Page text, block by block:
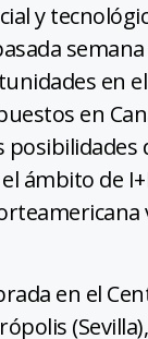
y
en
en
posibilidades
ámbito de
en el